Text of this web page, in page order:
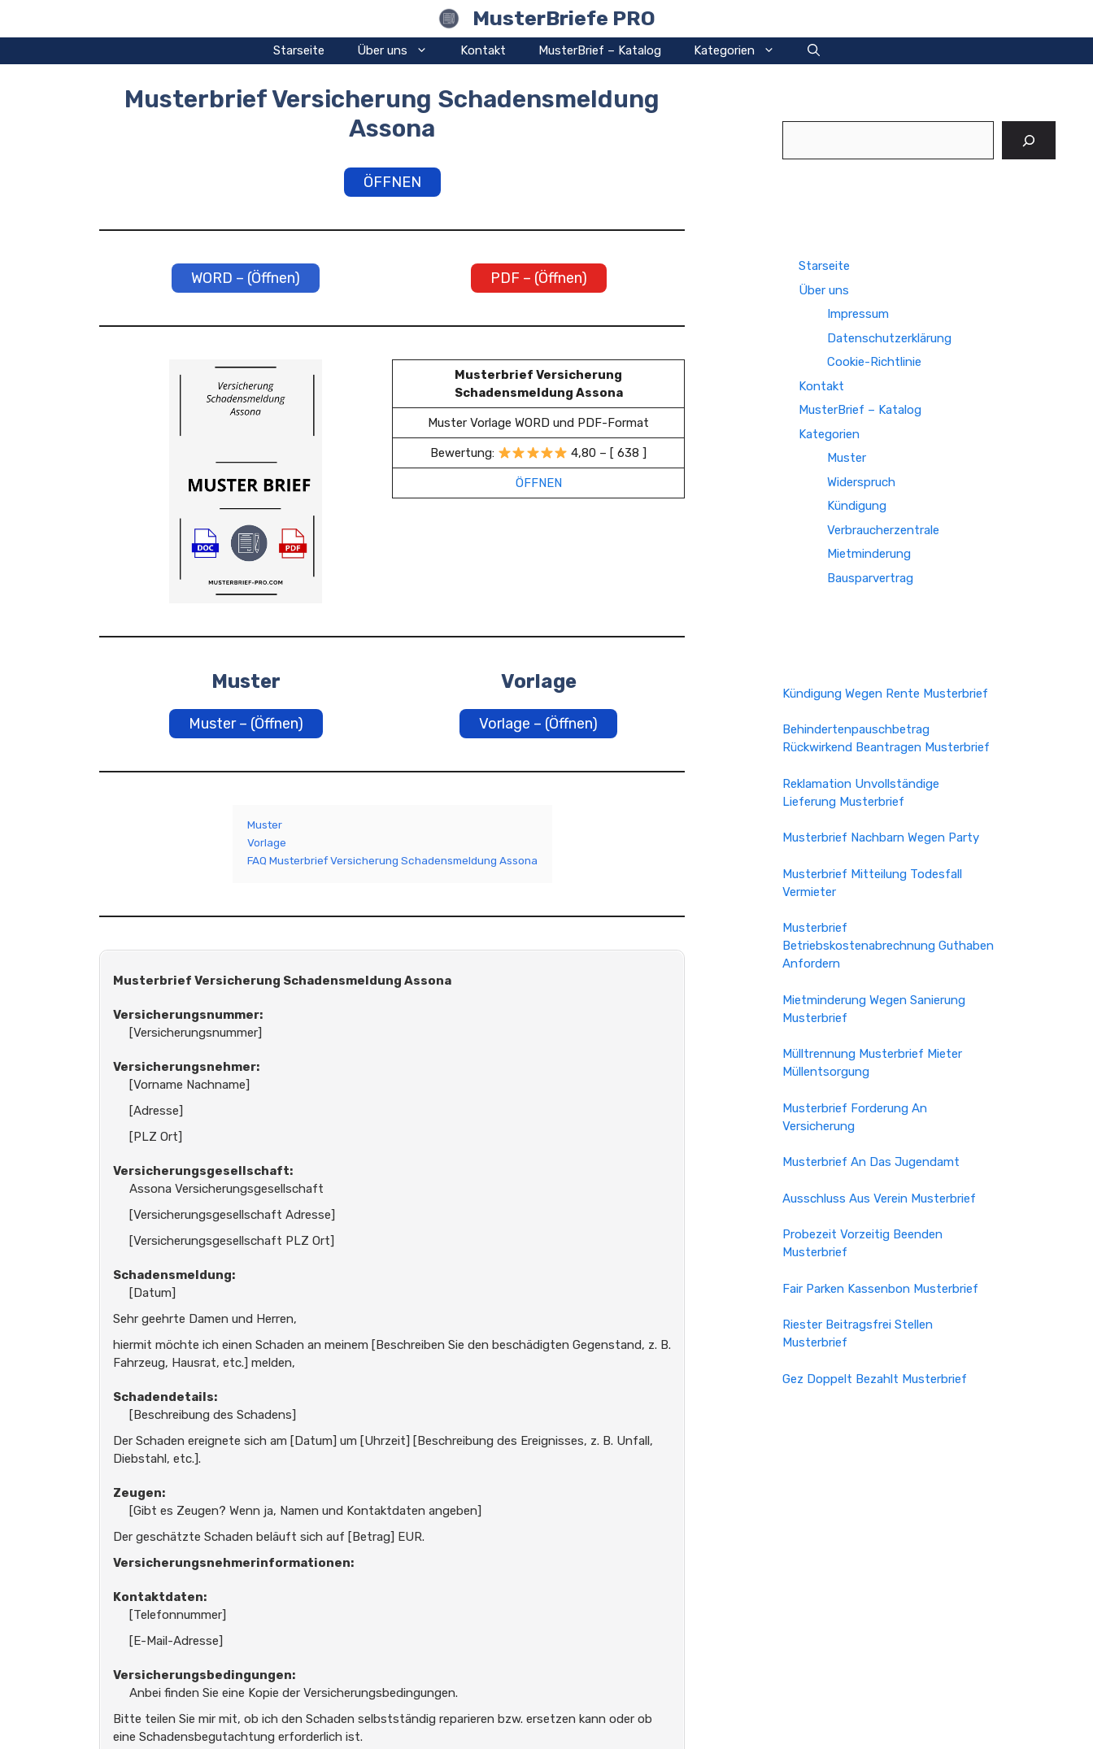
MusterBriefe PRO
Starseite Über uns Kontakt MusterBrief – Katalog Kategorien
Musterbrief Versicherung Schadensmeldung
Assona
ÖFFNEN
WORD – (Öffnen) PDF – (Öffnen)
Musterbrief Versicherung
Schadensmeldung Assona
Muster Vorlage WORD und PDF-Format
Bewertung: 4,80 – [ 638 ]
ÖFFNEN
Muster
Muster – (Öffnen)
Vorlage
Vorlage – (Öffnen)
Muster
Vorlage
FAQ Musterbrief Versicherung Schadensmeldung Assona
Musterbrief Versicherung Schadensmeldung Assona
Versicherungsnummer:
[Versicherungsnummer]
Versicherungsnehmer:
[Vorname Nachname]
[Adresse]
[PLZ Ort]
Versicherungsgesellschaft:
Assona Versicherungsgesellschaft
[Versicherungsgesellschaft Adresse]
[Versicherungsgesellschaft PLZ Ort]
Schadensmeldung:
[Datum]
Sehr geehrte Damen und Herren,
hiermit möchte ich einen Schaden an meinem [Beschreiben Sie den beschädigten Gegenstand, z. B.
Fahrzeug, Hausrat, etc.] melden,
Schadendetails:
[Beschreibung des Schadens]
Der Schaden ereignete sich am [Datum] um [Uhrzeit] [Beschreibung des Ereignisses, z. B. Unfall,
Diebstahl, etc.].
Zeugen:
[Gibt es Zeugen? Wenn ja, Namen und Kontaktdaten angeben]
Der geschätzte Schaden beläuft sich auf [Betrag] EUR.
Versicherungsnehmerinformationen:
Kontaktdaten:
[Telefonnummer]
[E-Mail-Adresse]
Versicherungsbedingungen:
Anbei finden Sie eine Kopie der Versicherungsbedingungen.
Bitte teilen Sie mir mit, ob ich den Schaden selbstständig reparieren bzw. ersetzen kann oder ob
eine Schadensbegutachtung erforderlich ist.
Starseite
Über uns
Impressum
Datenschutzerklärung
Cookie-Richtlinie
Kontakt
MusterBrief – Katalog
Kategorien
Muster
Widerspruch
Kündigung
Verbraucherzentrale
Mietminderung
Bausparvertrag
Kündigung Wegen Rente Musterbrief
Behindertenpauschbetrag
Rückwirkend Beantragen Musterbrief
Reklamation Unvollständige
Lieferung Musterbrief
Musterbrief Nachbarn Wegen Party
Musterbrief Mitteilung Todesfall
Vermieter
Musterbrief
Betriebskostenabrechnung Guthaben
Anfordern
Mietminderung Wegen Sanierung
Musterbrief
Mülltrennung Musterbrief Mieter
Müllentsorgung
Musterbrief Forderung An
Versicherung
Musterbrief An Das Jugendamt
Ausschluss Aus Verein Musterbrief
Probezeit Vorzeitig Beenden
Musterbrief
Fair Parken Kassenbon Musterbrief
Riester Beitragsfrei Stellen
Musterbrief
Gez Doppelt Bezahlt Musterbrief